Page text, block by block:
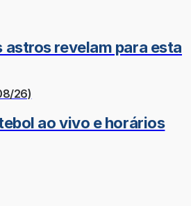
astros revelam para esta
26)
ao vivo e horários